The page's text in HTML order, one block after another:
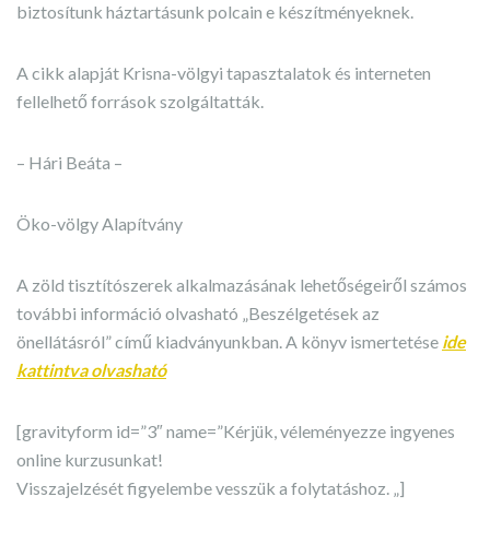
biztosítunk háztartásunk polcain e készítményeknek.
A cikk alapját Krisna-völgyi tapasztalatok és interneten
fellelhető források szolgáltatták.
– Hári Beáta –
Öko-völgy Alapítvány
A zöld tisztítószerek alkalmazásának lehetőségeiről számos
további információ olvasható „Beszélgetések az
önellátásról” című kiadványunkban. A könyv ismertetése ide
kattintva olvasható
[gravityform id=”3″ name=”Kérjük, véleményezze ingyenes
online kurzusunkat!
Visszajelzését figyelembe vesszük a folytatáshoz. „]